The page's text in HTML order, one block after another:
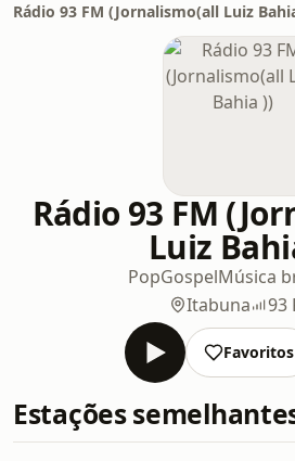
Rádio 93 FM (Jornalismo(all Luiz
Rádio 93 FM
Luiz
PopGospelMúsica
Itabuna
93
Favoritos
Estações